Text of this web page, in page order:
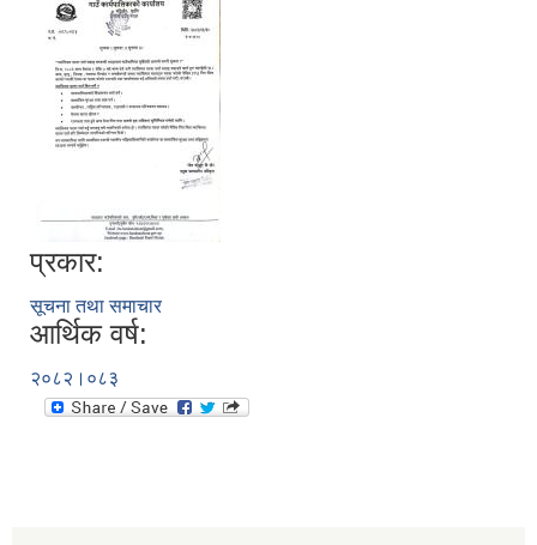
प्रकार:
सूचना तथा समाचार
आर्थिक वर्ष:
२०८२।०८३